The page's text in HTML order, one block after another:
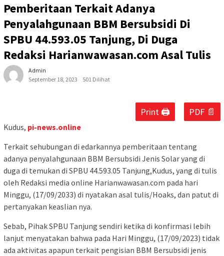
Pemberitaan Terkait Adanya
Penyalahgunaan BBM Bersubsidi Di
SPBU 44.593.05 Tanjung, Di Duga
Redaksi Harianwawasan.com Asal Tulis
Admin
September 18, 2023
501 Dilihat
Print 🖨 PDF 📄
Kudus, pi-news.online
Terkait sehubungan di edarkannya pemberitaan tentang
adanya penyalahgunaan BBM Bersubsidi Jenis Solar yang di
duga di temukan di SPBU 44.593.05 Tanjung,Kudus, yang di tulis
oleh Redaksi media online Harianwawasan.com pada hari
Minggu, (17/09/2033) di nyatakan asal tulis/Hoaks, dan patut di
pertanyakan keaslian nya.
Sebab, Pihak SPBU Tanjung sendiri ketika di konfirmasi lebih
lanjut menyatakan bahwa pada Hari Minggu, (17/09/2023) tidak
ada aktivitas apapun terkait pengisian BBM Bersubsidi jenis